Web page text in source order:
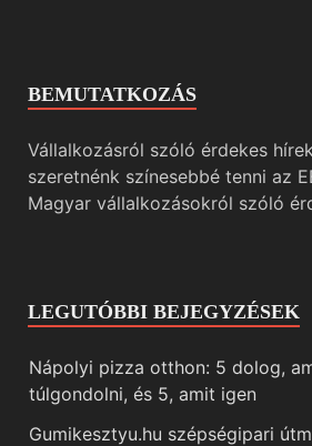
BEMUTATKOZÁS
Vállalkozásról szóló érdekes
szeretnénk színesebbé tenni az
Magyar vállalkozásokról szóló
LEGUTÓBBI BEJEGYZÉSEK
Nápolyi pizza otthon: 5 dolog,
túlgondolni, és 5, amit igen
Gumikesztyu.hu szépségipari